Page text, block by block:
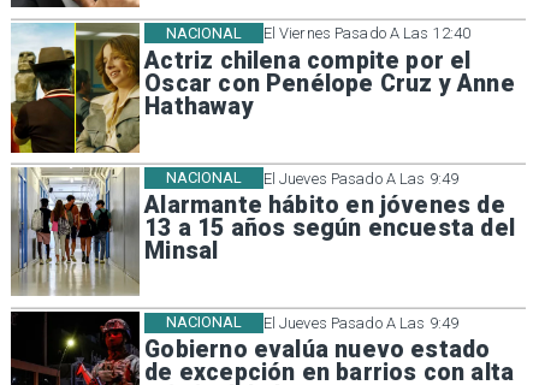
El Viernes Pasado A Las 12:40
Actriz chilena compite por el
Oscar con Penélope Cruz y Anne
Hathaway
NACIONAL
El Jueves Pasado A Las 9:49
Alarmante hábito en jóvenes de
13 a 15 años según encuesta del
Minsal
NACIONAL
El Jueves Pasado A Las 9:49
Gobierno evalúa nuevo estado
de excepción en barrios con alta
NACIONAL